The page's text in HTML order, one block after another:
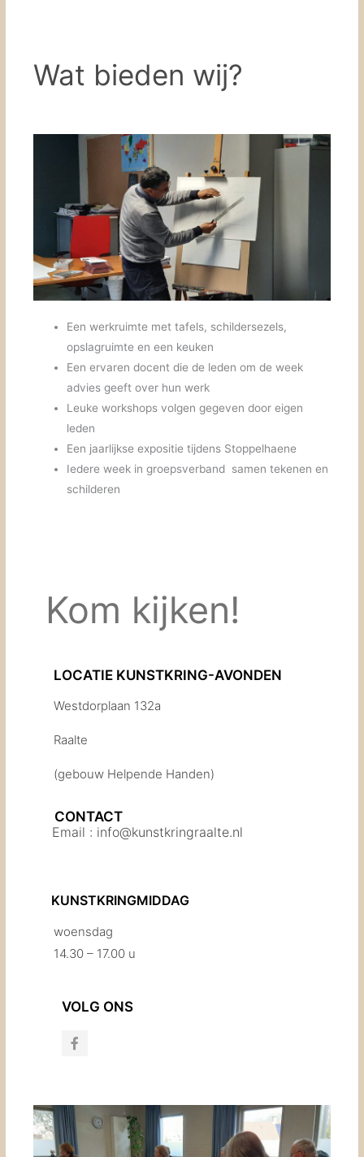
Wat bieden wij?
Een werkruimte met tafels, schildersezels,
opslagruimte en een keuken
Een ervaren docent die de leden om de week
advies geeft over hun werk
Leuke workshops volgen gegeven door eigen
leden
Een jaarlijkse expositie tijdens Stoppelhaene
Iedere week in groepsverband samen tekenen en
schilderen
Kom kijken!
LOCATIE KUNSTKRING-AVONDEN
Westdorplaan 132a
Raalte
(gebouw Helpende Handen)
CONTACT
Email : info@kunstkringraalte.nl
KUNSTKRINGMIDDAG
woensdag
14.30 – 17.00 u
VOLG ONS
F
a
o
k